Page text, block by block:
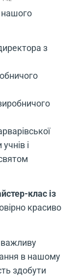
нашого
з
і
клас із
красиво
в нашому
здобути